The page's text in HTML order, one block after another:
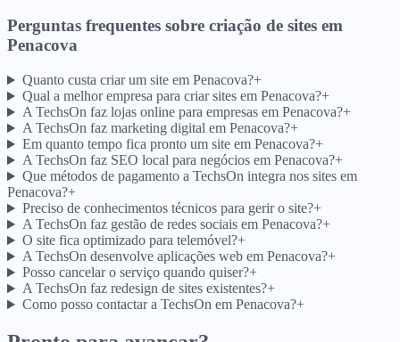
Perguntas frequentes sobre criação de sites em
Penacova
Quanto custa criar um site em Penacova?+
Qual a melhor empresa para criar sites em Penacova?+
A TechsOn faz lojas online para empresas em Penacova?+
A TechsOn faz marketing digital em Penacova?+
Em quanto tempo fica pronto um site em Penacova?+
A TechsOn faz SEO local para negócios em Penacova?+
Que métodos de pagamento a TechsOn integra nos sites em
Penacova?+
Preciso de conhecimentos técnicos para gerir o site?+
A TechsOn faz gestão de redes sociais em Penacova?+
O site fica optimizado para telemóvel?+
A TechsOn desenvolve aplicações web em Penacova?+
Posso cancelar o serviço quando quiser?+
A TechsOn faz redesign de sites existentes?+
Como posso contactar a TechsOn em Penacova?+